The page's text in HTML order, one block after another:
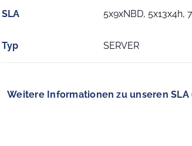
SLA 5x9xNBD, 5x13x4h,
Typ SERVER
Weitere Informationen zu unseren